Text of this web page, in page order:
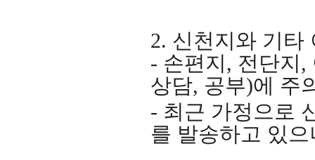
2. 신천지와 기타
- 손편지, 전단지,
상담, 공부)에 주
- 최근 가정으로
를 발송하고 있